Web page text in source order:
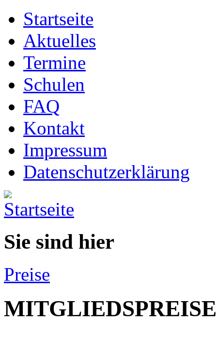
Startseite
Aktuelles
Termine
Schulen
FAQ
Kontakt
Impressum
Datenschutzerklärung
Sie sind hier
Preise
MITGLIEDSPREISE